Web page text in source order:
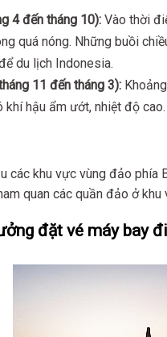
4 đến tháng 10): Vào thời
quá nóng. Những buồi
du lịch Indonesia.
11 đến tháng 3):
khí hậu ẩm ướt, nhiệt độ
các khu vực vùng đảo
quan các quần đảo ở
đặt vé máy bay